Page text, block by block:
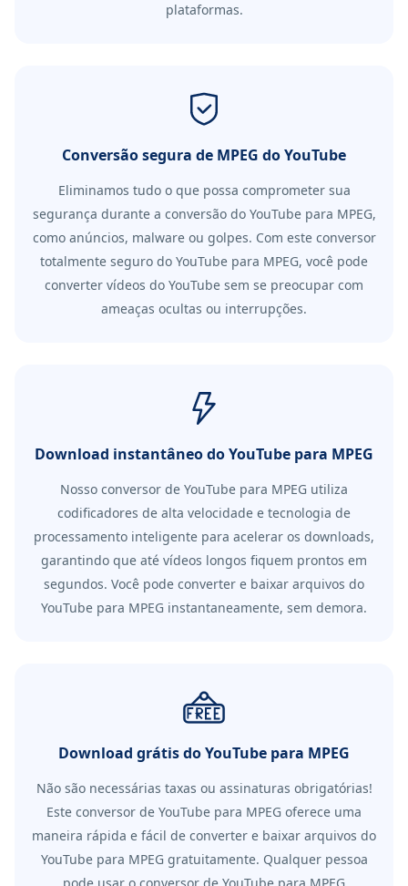
plataformas.
Conversão segura de MPEG do YouTube
Eliminamos tudo o que possa comprometer sua
segurança durante a conversão do YouTube para MPEG,
como anúncios, malware ou golpes. Com este conversor
totalmente seguro do YouTube para MPEG, você pode
converter vídeos do YouTube sem se preocupar com
ameaças ocultas ou interrupções.
Download instantâneo do YouTube para MPEG
Nosso conversor de YouTube para MPEG utiliza
codificadores de alta velocidade e tecnologia de
processamento inteligente para acelerar os downloads,
garantindo que até vídeos longos fiquem prontos em
segundos. Você pode converter e baixar arquivos do
YouTube para MPEG instantaneamente, sem demora.
Download grátis do YouTube para MPEG
Não são necessárias taxas ou assinaturas obrigatórias!
Este conversor de YouTube para MPEG oferece uma
maneira rápida e fácil de converter e baixar arquivos do
YouTube para MPEG gratuitamente. Qualquer pessoa